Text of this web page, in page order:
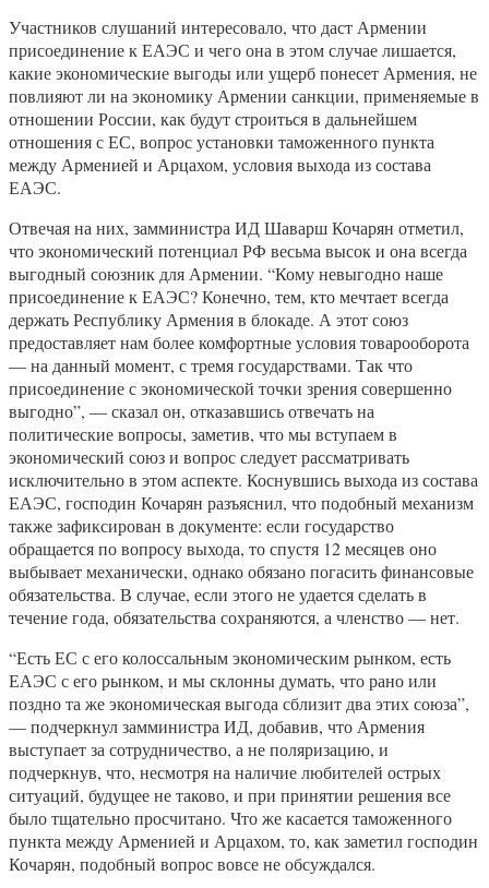
Участников слушаний интересовало, что даст Армении
присоединение к ЕАЭС и чего она в этом случае лишается,
какие экономические выгоды или ущерб понесет Армения, не
повлияют ли на экономику Армении санкции, применяемые в
отношении России, как будут строиться в дальнейшем
отношения с ЕС, вопрос установки таможенного пункта
между Арменией и Арцахом, условия выхода из состава
ЕАЭС.
Отвечая на них, замминистра ИД Шаварш Кочарян отметил,
что экономический потенциал РФ весьма высок и она всегда
выгодный союзник для Армении. “Кому невыгодно наше
присоединение к ЕАЭС? Конечно, тем, кто мечтает всегда
держать Республику Армения в блокаде. А этот союз
предоставляет нам более комфортные условия товарооборота
— на данный момент, с тремя государствами. Так что
присоединение с экономической точки зрения совершенно
выгодно”, — сказал он, отказавшись отвечать на
политические вопросы, заметив, что мы вступаем в
экономический союз и вопрос следует рассматривать
исключительно в этом аспекте. Коснувшись выхода из состава
ЕАЭС, господин Кочарян разъяснил, что подобный механизм
также зафиксирован в документе: если государство
обращается по вопросу выхода, то спустя 12 месяцев оно
выбывает механически, однако обязано погасить финансовые
обязательства. В случае, если этого не удается сделать в
течение года, обязательства сохраняются, а членство — нет.
“Есть ЕС с его колоссальным экономическим рынком, есть
ЕАЭС с его рынком, и мы склонны думать, что рано или
поздно та же экономическая выгода сблизит два этих союза”,
— подчеркнул замминистра ИД, добавив, что Армения
выступает за сотрудничество, а не поляризацию, и
подчеркнув, что, несмотря на наличие любителей острых
ситуаций, будущее не таково, и при принятии решения все
было тщательно просчитано. Что же касается таможенного
пункта между Арменией и Арцахом, то, как заметил господин
Кочарян, подобный вопрос вовсе не обсуждался.